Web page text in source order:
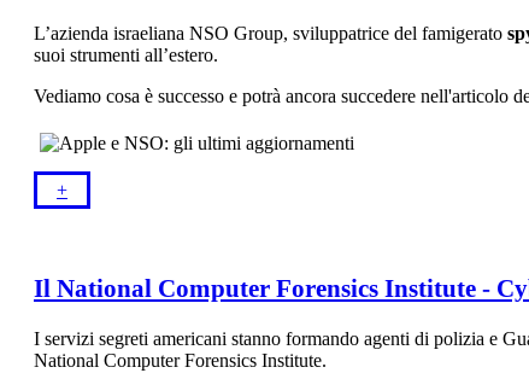
L’azienda israeliana NSO Group, sviluppatrice del famigerato
suoi strumenti all’estero.
Vediamo cosa è successo e potrà ancora succedere nell'articolo
+​
Il National Computer Forensics Institute -
I servizi segreti americani stanno formando agenti di polizia e
National Computer Forensics Institute.